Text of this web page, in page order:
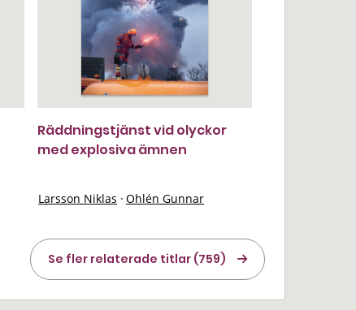
Räddningstjänst vid olyckor
med explosiva ämnen
Larsson Niklas · Ohlén Gunnar
Se fler relaterade titlar (759)